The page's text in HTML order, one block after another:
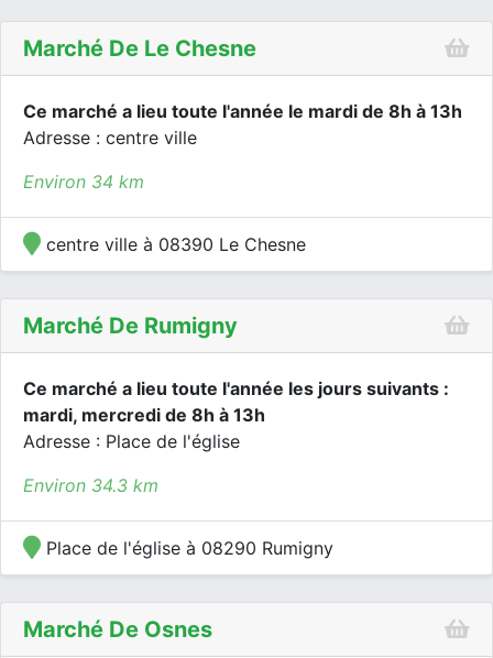
Marché De Le Chesne
Ce marché a lieu toute l'année le mardi de 8h à 13h
Adresse : centre ville
Environ 34 km
centre ville à 08390 Le Chesne
Marché De Rumigny
Ce marché a lieu toute l'année les jours suivants :
mardi, mercredi de 8h à 13h
Adresse : Place de l'église
Environ 34.3 km
Place de l'église à 08290 Rumigny
Marché De Osnes